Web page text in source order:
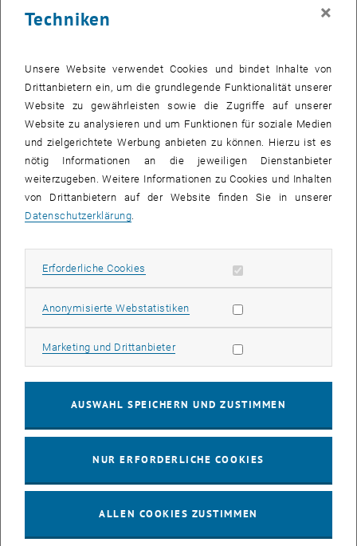
Subseiten von P2P
Subseiten von DOC
Subseiten von Tech
Subseiten von
DOC Orientation Events
Techniken
×
Unsere Website verwendet Cookies und bindet Inhalte von
Drittanbietern ein, um die grundlegende Funktionalität unserer
Website zu gewährleisten sowie die Zugriffe auf unserer
Website zu analysieren und um Funktionen für soziale Medien
und zielgerichtete Werbung anbieten zu können. Hierzu ist es
nötig Informationen an die jeweiligen Dienstanbieter
weiterzugeben. Weitere Informationen zu Cookies und Inhalten
von Drittanbietern auf der Website finden Sie in unserer
Datenschutzerklärung
Erforderliche Cookies Erforderliche Cookies zulassen
Anonymisierte WebstatistikenStatistik Cookies zulassen
Marketing und DrittanbieterMarketing Cookies zulassen
AUSWAHL SPEICHERN UND ZUSTIMMEN
NUR ERFORDERLICHE COOKIES
ALLEN COOKIES ZUSTIMMEN